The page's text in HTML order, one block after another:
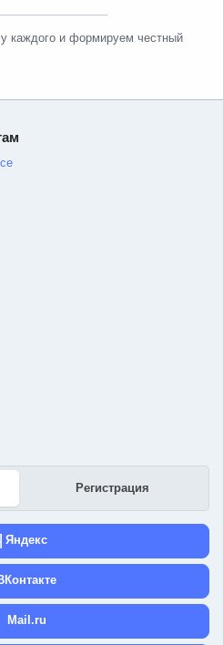
каждого и формируем честный
Регистрация
Яндекс
Mail.ru